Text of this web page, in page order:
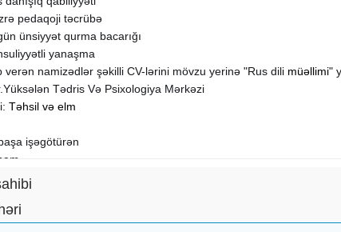
pedaqoji təcrübə
ünsiyyət qurma bacarığı
yanaşma
verən namizədlər şəkilli CV-lərini mövzu yerinə "Rus dili müəllimi"
Tədris Və Psixologiya Mərkəzi
Təhsil və elm
işəgötürən
aşağı
Nərimanov rayonu